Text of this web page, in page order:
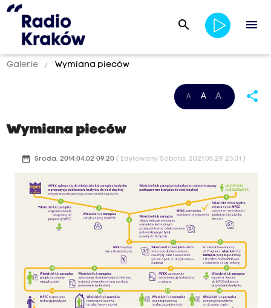
search menu
Galerie Wymiana pieców
A A A share
Wymiana pieców
date_range Środa, 2014.04.02 09:20 ( Edytowany Sobota, 2021.05.29 23:31 )